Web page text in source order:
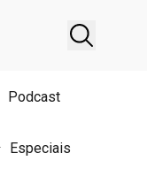
Podcast
Especiais